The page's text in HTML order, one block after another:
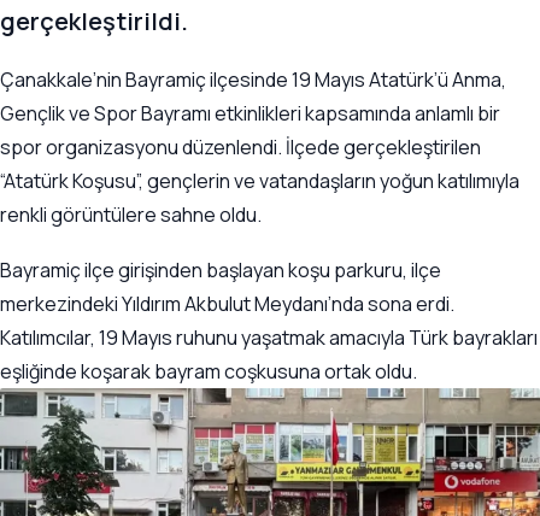
gerçekleştirildi.
Çanakkale’nin Bayramiç ilçesinde 19 Mayıs Atatürk’ü Anma,
Gençlik ve Spor Bayramı etkinlikleri kapsamında anlamlı bir
spor organizasyonu düzenlendi. İlçede gerçekleştirilen
“Atatürk Koşusu”, gençlerin ve vatandaşların yoğun katılımıyla
renkli görüntülere sahne oldu.
Bayramiç ilçe girişinden başlayan koşu parkuru, ilçe
merkezindeki Yıldırım Akbulut Meydanı’nda sona erdi.
Katılımcılar, 19 Mayıs ruhunu yaşatmak amacıyla Türk bayrakları
eşliğinde koşarak bayram coşkusuna ortak oldu.